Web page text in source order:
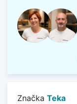
Značka Teka